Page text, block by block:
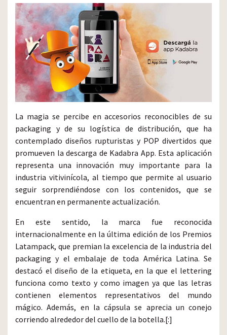
La magia se percibe en accesorios reconocibles de su
packaging y de su logística de distribución, que ha
contemplado diseños rupturistas y POP divertidos que
promueven la descarga de Kadabra App. Esta aplicación
representa una innovación muy importante para la
industria vitivinícola, al tiempo que permite al usuario
seguir sorprendiéndose con los contenidos, que se
encuentran en permanente actualización.
En este sentido, la marca fue reconocida
internacionalmente en la última edición de los Premios
Latampack, que premian la excelencia de la industria del
packaging y el embalaje de toda América Latina. Se
destacó el diseño de la etiqueta, en la que el lettering
funciona como texto y como imagen ya que las letras
contienen elementos representativos del mundo
mágico. Además, en la cápsula se aprecia un conejo
corriendo alrededor del cuello de la botella.[:]